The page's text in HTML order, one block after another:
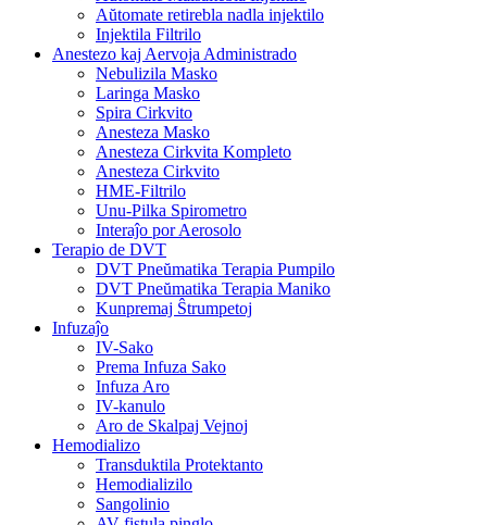
Aŭtomate retirebla nadla injektilo
Injektila Filtrilo
Anestezo kaj Aervoja Administrado
Nebulizila Masko
Laringa Masko
Spira Cirkvito
Anesteza Masko
Anesteza Cirkvita Kompleto
Anesteza Cirkvito
HME-Filtrilo
Unu-Pilka Spirometro
Interaĵo por Aerosolo
Terapio de DVT
DVT Pneŭmatika Terapia Pumpilo
DVT Pneŭmatika Terapia Maniko
Kunpremaj Ŝtrumpetoj
Infuzaĵo
IV-Sako
Prema Infuza Sako
Infuza Aro
IV-kanulo
Aro de Skalpaj Vejnoj
Hemodializo
Transduktila Protektanto
Hemodializilo
Sangolinio